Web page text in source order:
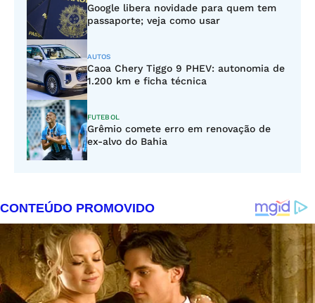
Google libera novidade para quem tem
passaporte; veja como usar
AUTOS
Caoa Chery Tiggo 9 PHEV: autonomia de
1.200 km e ficha técnica
FUTEBOL
Grêmio comete erro em renovação de
ex-alvo do Bahia